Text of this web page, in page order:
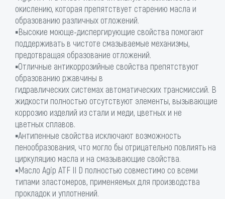
окислению, которая препятствует старению масла и
образованию различных отложений.
▪Высокие моюще-диспергирующие свойства помогают
поддерживать в чистоте смазываемые механизмы,
предотвращая образование отложений.
▪Отличные антикоррозийные свойства препятствуют
образованию ржавчины в
гидравлических системах автоматических трансмиссий. В
жидкости полностью отсутствуют элементы, вызывающие
коррозию изделий из стали и меди, цветных и не
цветных сплавов.
▪Антипенные свойства исключают возможность
пенообразования, что могло бы отрицательно повлиять на
циркуляцию масла и на смазывающие свойства.
▪Масло Agip ATF II D полностью совместимо со всеми
типами эластомеров, применяемых для производства
прокладок и уплотнений.